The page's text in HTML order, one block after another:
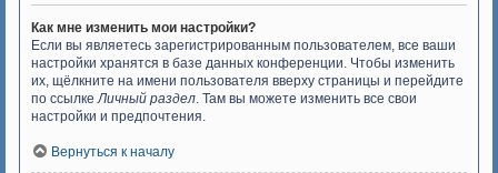
Как мне изменить мои настройки?
Если вы являетесь зарегистрированным пользователем, все ваши
настройки хранятся в базе данных конференции. Чтобы изменить
их, щёлкните на имени пользователя вверху страницы и перейдите
по ссылкеЛичный раздел. Там вы можете изменить все свои
настройки и предпочтения.
Вернуться к началу